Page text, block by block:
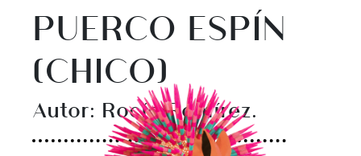
PUERCO ESPÍN
(CHICO)
Autor: Rocío Ramírez.